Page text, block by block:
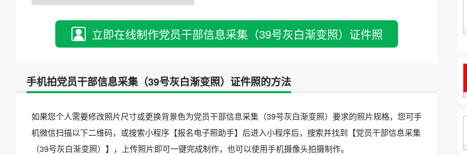
立即在线制作党员干部信息采集（39号灰白渐变照）证件照
手机拍党员干部信息采集（39号灰白渐变照）证件照的方法
如果您个人需要修改照片尺寸或更换背景色为党员干部信息采集（39号灰白渐变照）要求的照片规格，您可手
机微信扫描以下二维码，或搜索小程序【报名电子照助手】后进入小程序后，搜索并找到【党员干部信息采集
（39号灰白渐变照）】，上传照片即可一键完成制作，也可以使用手机摄像头拍摄制作。